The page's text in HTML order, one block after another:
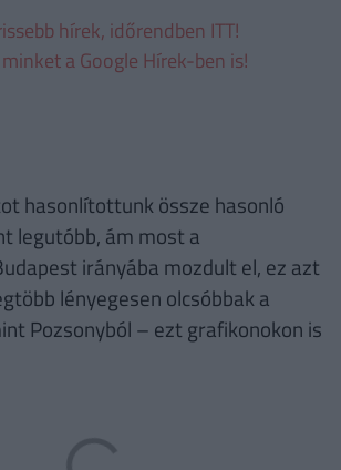
hírek, időrendben ITT!
a Google Hírek-ben is!
hasonlítottunk össze hasonló
legutóbb, ám most a
irányába mozdult el, ez azt
lényegesen olcsóbbak a
Pozsonyból – ezt grafikonokon is